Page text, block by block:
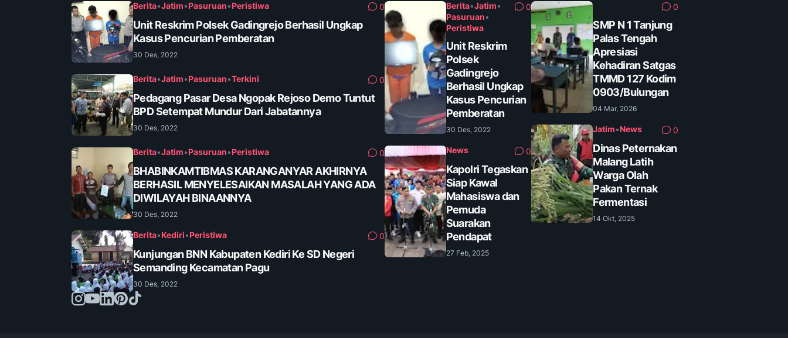
Berita•Jatim•Pasuruan•Peristiwa 0
Unit Reskrim Polsek Gadingrejo Berhasil Ungkap
Kasus Pencurian Pemberatan
30 Des, 2022
Berita•Jatim•Pasuruan•Terkini 0
Pedagang Pasar Desa Ngopak Rejoso Demo Tuntut
BPD Setempat Mundur Dari Jabatannya
30 Des, 2022
Berita•Jatim•Pasuruan•Peristiwa 0
BHABINKAMTIBMAS KARANGANYAR AKHIRNYA
BERHASIL MENYELESAIKAN MASALAH YANG ADA
DIWILAYAH BINAANNYA
30 Des, 2022
Berita•Kediri•Peristiwa 0
Kunjungan BNN Kabupaten Kediri Ke SD Negeri
Semanding Kecamatan Pagu
30 Des, 2022
Berita•Jatim•
Pasuruan•
Peristiwa
0
Unit Reskrim
Polsek
Gadingrejo
Berhasil Ungkap
Kasus Pencurian
Pemberatan
30 Des, 2022
News 0
Kapolri Tegaskan
Siap Kawal
Mahasiswa dan
Pemuda
Suarakan
Pendapat
27 Feb, 2025
0
SMP N 1 Tanjung
Palas Tengah
Apresiasi
Kehadiran Satgas
TMMD 127 Kodim
0903/Bulungan
04 Mar, 2026
Jatim•News 0
Dinas Peternakan
Malang Latih
Warga Olah
Pakan Ternak
Fermentasi
14 Okt, 2025